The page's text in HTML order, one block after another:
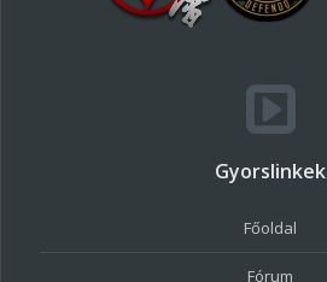
Gyorslinkek
Főoldal
Fórum